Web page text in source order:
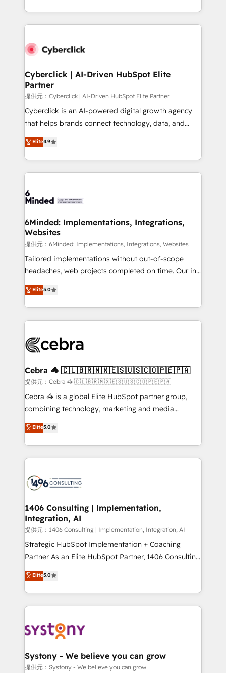
America. From casual user to super fan: make
Canada, we’ve delivered thousands of successful
HubSpot projects for mid-market and enterprise
combine HubSpot, data, and AI to design connected
and technology for predictable, scalable revenue
growth. Our expertise spans RevOps, CRM and data
architecture, AI enablement, and strategic marketing,
delivered through our proprietary FLAIR framework
for responsible AI adoption. As a HubSpot Elite
we blend strategy, creativity, and technology to help
organisations scale smarter and grow stronger.
Cyberclick | AI-Driven HubSpot Elite
Partner
提供元：Cyberclick | AI-Driven HubSpot Elite Partner
Cyberclick is an AI-powered digital growth agency
that helps brands connect technology, data, and
creativity to achieve measurable results. Founded in
Barcelona and operating across Spain, LATAM, and
the UK, we support global companies in building
smarter marketing, sales, and customer success
Iberia (Spain & Portugal), we combine human insight
growth. Our multidisciplinary team designs solutions
that simplify complexity, boost performance, and
turn innovation into real impact. 🌍 Highlights •
HubSpot Partner since 2012 • 2022 EMEA Impact
Award: Best Integration • 150+ successful HubSpot
technology for integrations • Multilingual team:
English, Spanish, Portuguese & Italian 👉 Grow
Elite4.9
6Minded: Implementations, Integrations,
Websites
提供元：6Minded: Implementations, Integrations, Websites
Tailored implementations without out-of-scope
headaches, web projects completed on time. Our in-
house team of certified CRM architects, experts,
developers, designers, and marketers handles all
aspects of your HubSpot. ✨ 400+ global clients ✨
100+ seamless migrations from 15+ different CRMs
implementations, and 5,000+ pages ✨ CS: Clients
CS: 245% organic growth & +751% new visitors for a
full-funnel HubSpot project ✨ CS: 415% conversion
boost with a new HubSpot site Recognized leaders:
🏆 HubSpot Platform Migration Impact Award 🏆
Inbound Campaign of the Year 🏆 Gold AVA Digital
Award for Best Website 🌟 Accreditations: CRM
Elite5.0
Cebra 🦓 🇨🇱🇧🇷🇲🇽🇪🇸🇺🇸🇨🇴🇵🇪🇵🇦
提供元：Cebra 🦓 🇨🇱🇧🇷🇲🇽🇪🇸🇺🇸🇨🇴🇵🇪🇵🇦
Cebra 🦓 is a global Elite HubSpot partner group,
combining technology, marketing and media
expertise across Latin America and Southern
Europe, with teams across 7 countries. Born in Chile,
we combine local insight with international reach to
help businesses grow through technology, creativity,
500+ HubSpot implementations, building end-to-
inbound and loop marketing, content, and digital
creativity. Our multicultural team works in Spanish,
Portuguese, and English to design scalable strategies
that drive measurable growth. 🌎 Highlights: • 10+
years as a HubSpot partner. • 2023 Impact Awards:
Year LATAM 2022, 2023, 2024, 2025. • Partner of the
Year 2024. • Organizer of Aliados.ai (AI, marketing &
you grow faster, smarter, and with impact.
Elite5.0
1406 Consulting | Implementation,
Integration, AI
提供元：1406 Consulting | Implementation, Integration, AI
Strategic HubSpot Implementation + Coaching
Partner As an Elite HubSpot Partner, 1406 Consulting
helps mid-market revenue teams transform how
they sell, market, and serve. We don't just build your
HubSpot—we teach your team to own it, then stay
to help you keep winning. What We Do ⚙️ CRM
Data & Content 📈 Sales & Marketing Alignment +
Agent Creation 🔄 Custom Integrations & Data
Migration Why 1406 We become part of your team.
Elite5.0
Systony - We believe you can grow
提供元：Systony - We believe you can grow